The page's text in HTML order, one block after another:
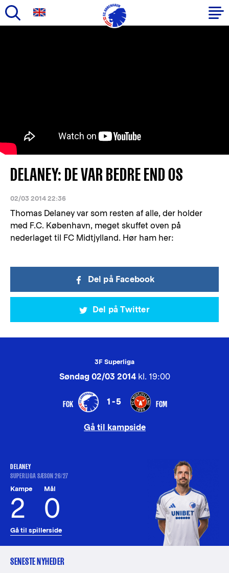
DELANEY: DE VAR BEDRE END OS
02/03 2014 22:36
Thomas Delaney var som resten af alle, der holder
med F.C. København, meget skuffet oven på
nederlaget til FC Midtjylland. Hør ham her:
Del på Facebook
Del på Twitter
3F Superliga
Søndag 02/03 2014kl. 19:00
FCK 1-5 FCM
Gå til kampside
DELANEY
SUPERLIGA SÆSON 26/27
Kampe
2
Mål
0
Gå til spillerside
SENESTE NYHEDER